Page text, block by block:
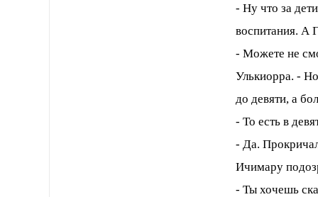
- Ну что за
воспитания. А
- Можете не
Улькиорра. -
до девяти, а
- То есть в
- Да.
Ичимару
- Ты хочешь